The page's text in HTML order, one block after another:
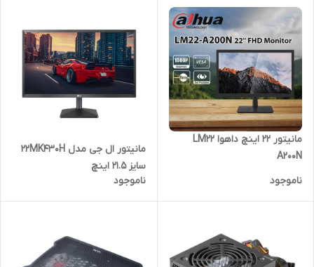
مانیتور 22 اینچ داهوا LM22
A200N
ناموجود
مانیتور ال جی مدل 22MK430H
سایز 21.5 اینچ
ناموجود